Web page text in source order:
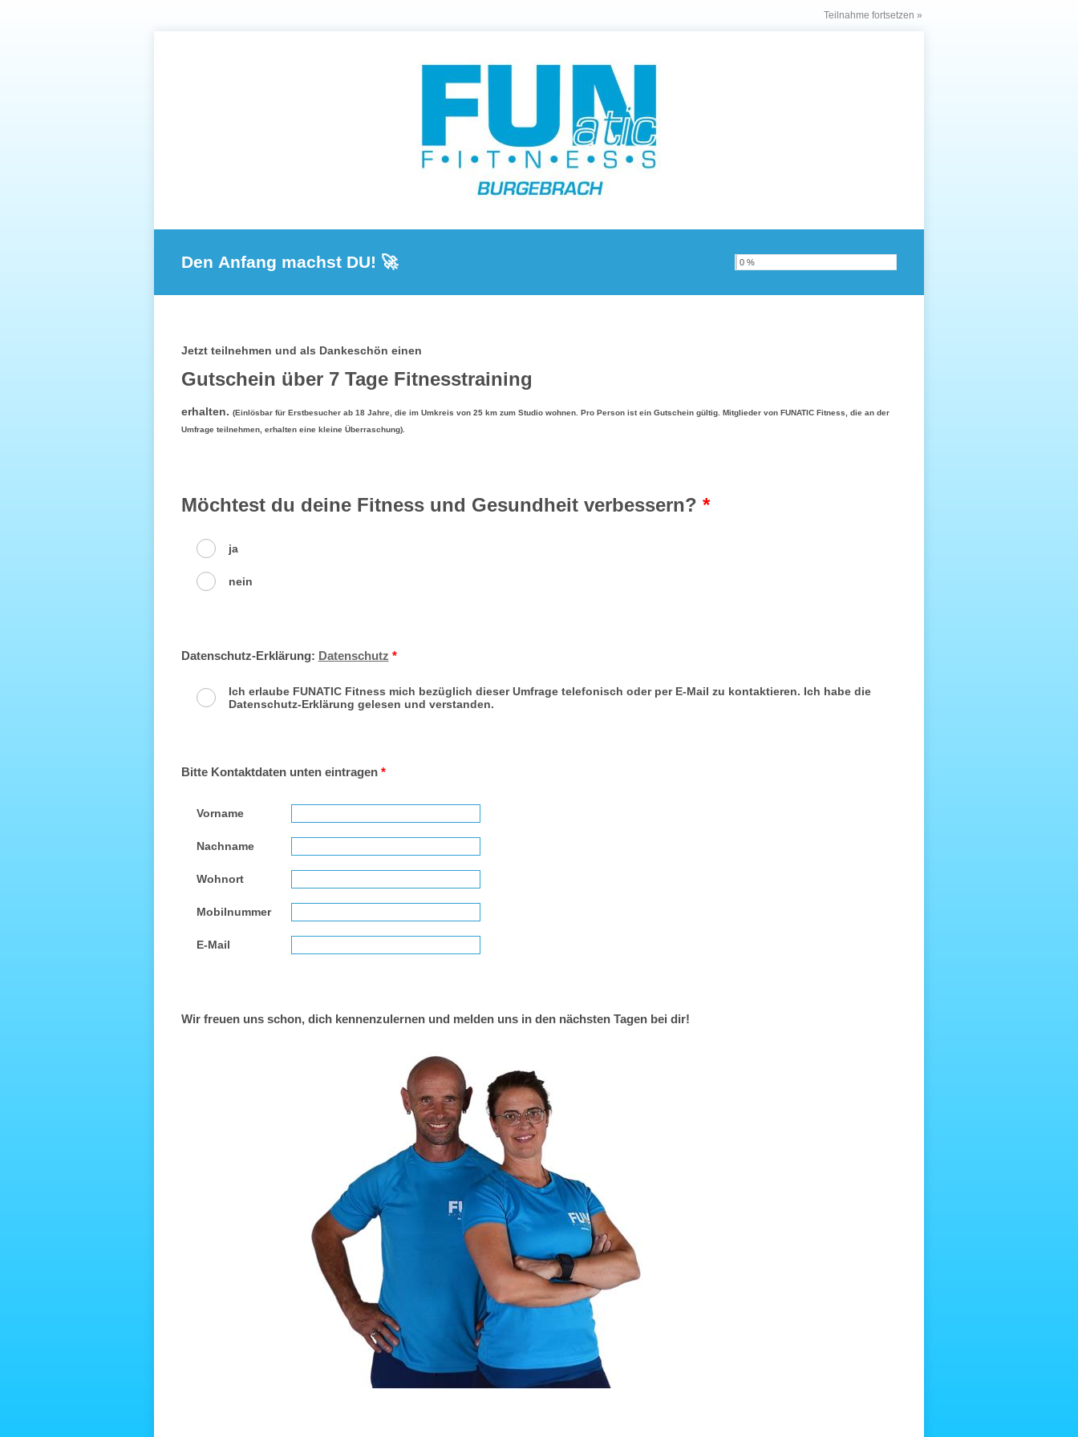
Teilnahme fortsetzen »
Den Anfang machst DU! 🚀 0 %
Jetzt teilnehmen und als Dankeschön einen
Gutschein über 7 Tage Fitnesstraining
erhalten. (Einlösbar für Erstbesucher ab 18 Jahre, die im Umkreis von 25 km zum Studio wohnen. Pro Person ist ein Gutschein gültig. Mitglieder von FUNATIC Fitness, die an der
Umfrage teilnehmen, erhalten eine kleine Überraschung).
Möchtest du deine Fitness und Gesundheit verbessern? *
ja
nein
Datenschutz-Erklärung: Datenschutz *
Ich erlaube FUNATIC Fitness mich bezüglich dieser Umfrage telefonisch oder per E-Mail zu kontaktieren. Ich habe die
Datenschutz-Erklärung gelesen und verstanden.
Bitte Kontaktdaten unten eintragen *
Vorname
Nachname
Wohnort
Mobilnummer
E-Mail
Wir freuen uns schon, dich kennenzulernen und melden uns in den nächsten Tagen bei dir!